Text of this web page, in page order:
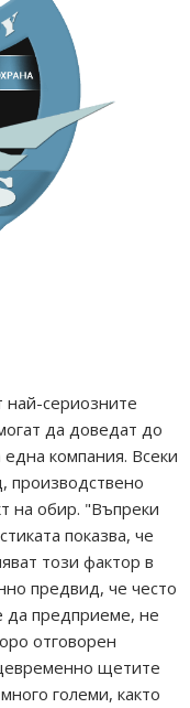
сериозните
да доведат до
компания. Всеки
производствено
на обир. "Въпреки
показва, че
този фактор в
предвид, че често
да предприеме, не
отговорен
щетите
големи, както